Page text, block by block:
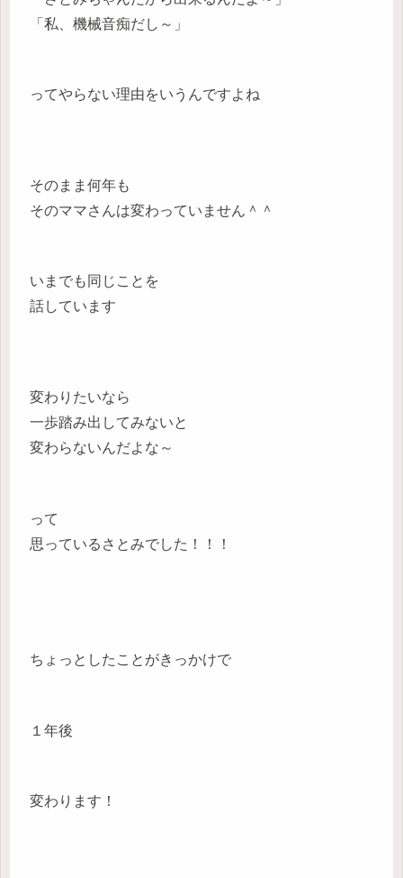
「私、機械音痴だし～」
ってやらない理由をいうんですよね
そのまま何年も
そのママさんは変わっていません＾＾
いまでも同じことを
話しています
変わりたいなら
一歩踏み出してみないと
変わらないんだよな～
って
思っているさとみでした！！！
ちょっとしたことがきっかけで
１年後
変わります！